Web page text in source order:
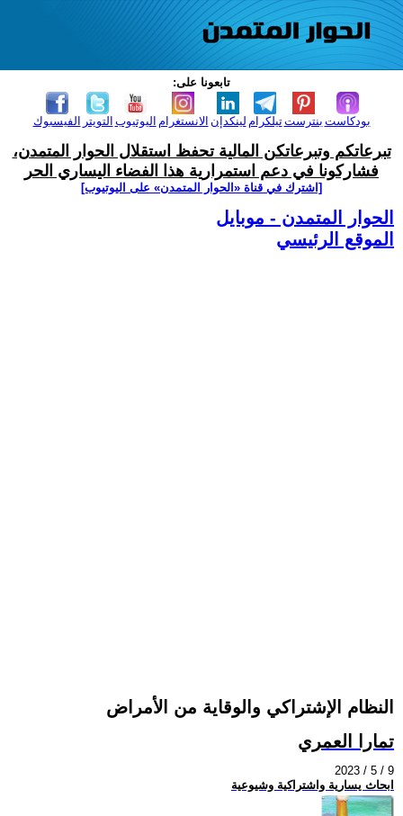
تابعونا على:
الفيسبوك التويتر اليوتيوب الانستغرام لينكدإن تيلكرامبنترست بودكاست
تبرعاتكم وتبرعاتكن المالية تحفظ استقلال الحوار المتمدن،
فشاركونا في دعم استمرارية هذا الفضاء اليساري الحر
[اشترك في قناة ‫«الحوار المتمدن» على اليوتيوب]
الحوار المتمدن - موبايل
الموقع الرئيسي
النظام الإشتراكي والوقاية من الأمراض
تمارا العمري
2023 / 5 / 9
ابحاث يسارية واشتراكية وشيوعية